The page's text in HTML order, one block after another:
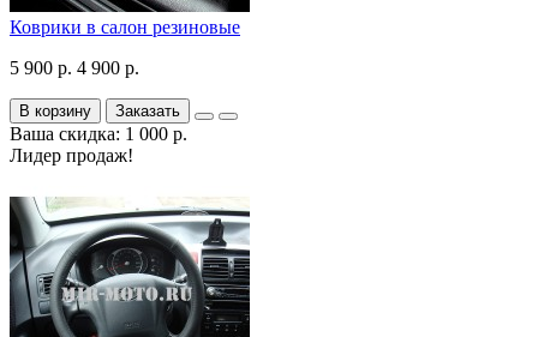
Коврики в салон резиновые
5 900 р. 4 900 р.
В корзину Заказать
Ваша скидка: 1 000 р.
Лидер продаж!